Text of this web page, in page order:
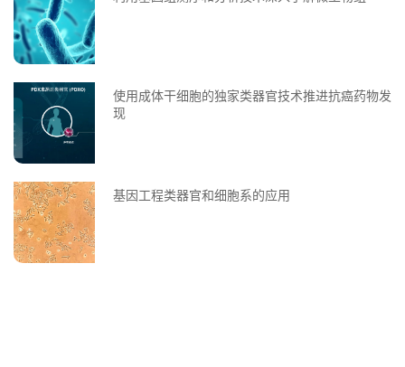
使用成体干细胞的独家类器官技术推进抗癌药物发
现
基因工程类器官和细胞系的应用